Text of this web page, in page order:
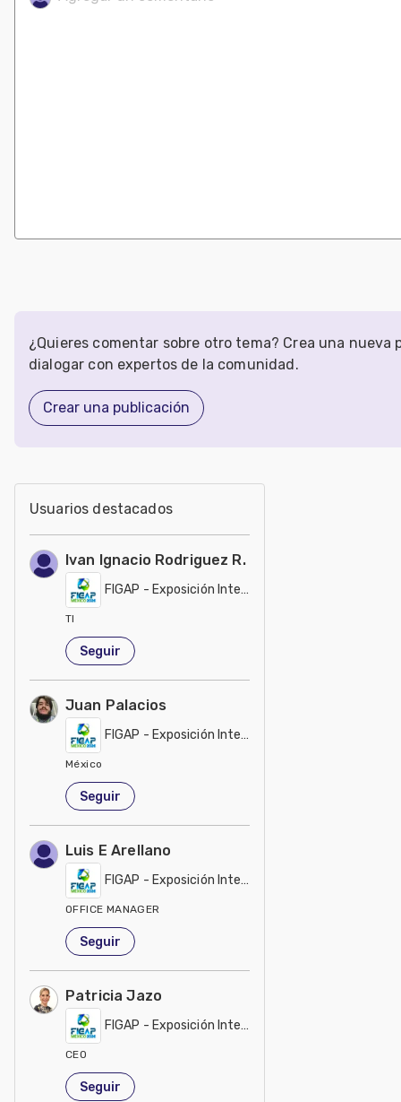
¿Quieres comentar sobre otro tema? Crea una nueva
dialogar con expertos de la comunidad.
Crear una publicación
Usuarios destacados
Ivan Ignacio Rodriguez R.
FIGAP - Exposición Internacional
TI
México
Seguir
Juan Palacios
FIGAP - Exposición Internacional
México
Seguir
Luis E Arellano
FIGAP - Exposición Internacional
OFFICE MANAGER
México
Seguir
Patricia Jazo
FIGAP - Exposición Internacional
CEO
México
Seguir